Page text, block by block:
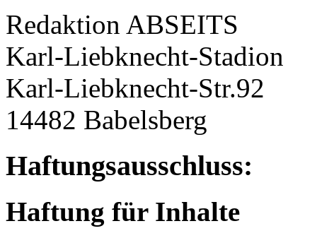
Redaktion ABSEITS
Karl-Liebknecht-Stadion
Karl-Liebknecht-Str.92
14482 Babelsberg
Haftungsausschluss:
Haftung für Inhalte